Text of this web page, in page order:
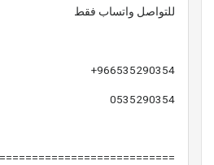
للتواصل واتساب فقط
966535290354+
0535290354
============================